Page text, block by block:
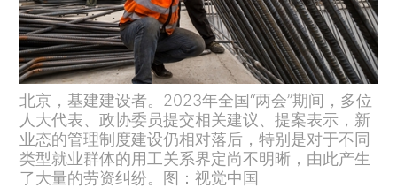
北京，基建建设者。2023年全国“两会”期间，多位
人大代表、政协委员提交相关建议、提案表示，新
业态的管理制度建设仍相对落后，特别是对于不同
类型就业群体的用工关系界定尚不明晰，由此产生
了大量的劳资纠纷。图：视觉中国